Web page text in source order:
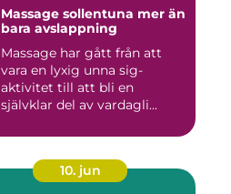
Massage sollentuna mer än
bara avslappning
Massage har gått från att
vara en lyxig unna sig-
aktivitet till att bli en
självklar del av vardagli...
10. jun